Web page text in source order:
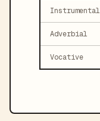
Instrumental
Adverbial
Vocative